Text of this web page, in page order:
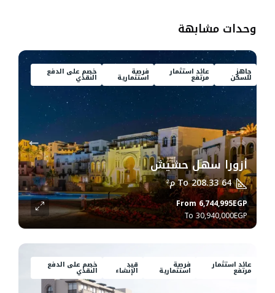
وحدات مشابهة
جاهز
للسكن
عائد استثمار
مرتفع
فرصة
استثمارية
خصم على الدفع
النقدي
أزورا سهل حشيش
64 To 208.33 م²
From6,744,995EGP
30,940,000EGP
عائد استثمار
مرتفع
فرصة
استثمارية
قيد
الإنشاء
خصم على الدفع
النقدي